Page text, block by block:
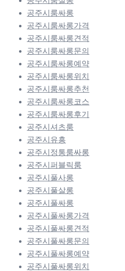
공주시룸싸롱
공주시룸싸롱가격
공주시룸싸롱견적
공주시룸싸롱문의
공주시룸싸롱예약
공주시룸싸롱위치
공주시룸싸롱추천
공주시룸싸롱코스
공주시룸싸롱후기
공주시셔츠룸
공주시유흥
공주시정통룸싸롱
공주시퍼블릭룸
공주시풀사롱
공주시풀살롱
공주시풀싸롱
공주시풀싸롱가격
공주시풀싸롱견적
공주시풀싸롱문의
공주시풀싸롱예약
공주시풀싸롱위치